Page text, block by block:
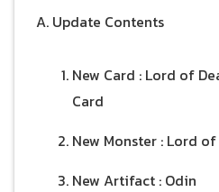
A. Update Contents
New Card : Lord of
Card
New Monster : Lord
New Artifact : Odin